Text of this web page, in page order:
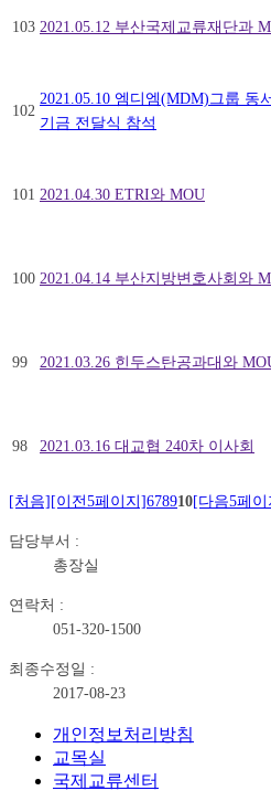
103 2021.05.12 부산국제교류재단과
102
2021.05.10 엠디엠(MDM)그룹 동
기금 전달식 참석
101 2021.04.30 ETRI와 MOU
100 2021.04.14 부산지방변호사회와
99 2021.03.26 힌두스탄공과대와
98 2021.03.16 대교협 240차 이사회
[처음][이전5페이지]678910[다음5페이
담당부서 :
총장실
연락처 :
051-320-1500
최종수정일 :
2017-08-23
개인정보처리방침
교목실
국제교류센터